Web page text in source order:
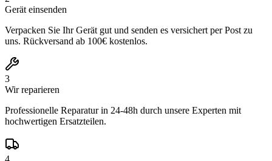
Gerät einsenden
Verpacken Sie Ihr Gerät gut und senden es versichert per Post zu
uns. Rückversand ab 100€ kostenlos.
3
Wir reparieren
Professionelle Reparatur in 24-48h durch unsere Experten mit
hochwertigen Ersatzteilen.
4